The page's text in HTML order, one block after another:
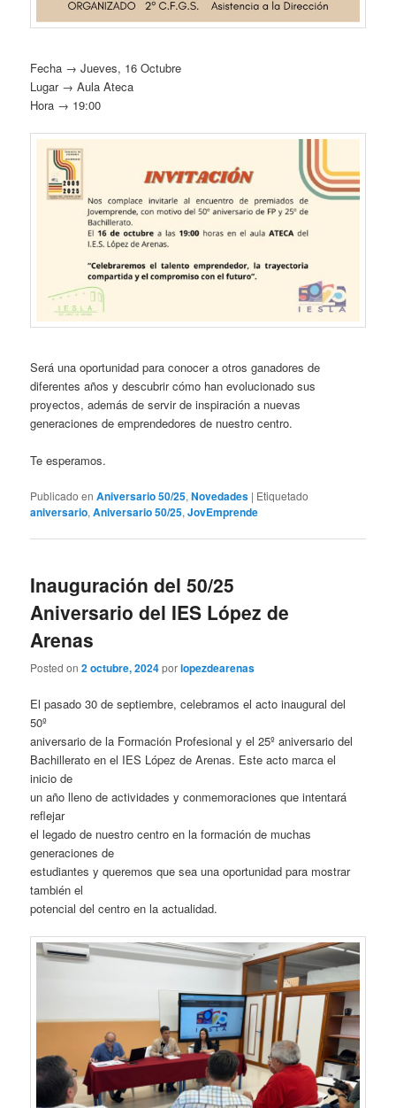
Fecha → Jueves, 16 Octubre
Lugar → Aula Ateca
Hora → 19:00
Será una oportunidad para conocer a otros ganadores de
diferentes años y descubrir cómo han evolucionado sus
proyectos, además de servir de inspiración a nuevas
generaciones de emprendedores de nuestro centro.
Te esperamos.
Publicado en Aniversario 50/25,Novedades | Etiquetado
aniversario,Aniversario 50/25,JovEmprende
Inauguración del 50/25
Aniversario del IES López de
Arenas
Posted on2 octubre, 2024porlopezdearenas
El pasado 30 de septiembre, celebramos el acto inaugural del
50º
aniversario de la Formación Profesional y el 25º aniversario del
Bachillerato en el IES López de Arenas. Este acto marca el
inicio de
un año lleno de actividades y conmemoraciones que intentará
reflejar
el legado de nuestro centro en la formación de muchas
generaciones de
estudiantes y queremos que sea una oportunidad para mostrar
también el
potencial del centro en la actualidad.